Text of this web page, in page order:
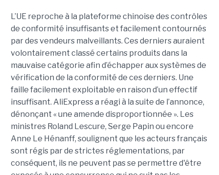
L’UE reproche à la plateforme chinoise des contrôles
de conformité insuffisants et facilement contournés
par des vendeurs malveillants. Ces derniers auraient
volontairement classé certains produits dans la
mauvaise catégorie afin d’échapper aux systèmes de
vérification de la conformité de ces derniers. Une
faille facilement exploitable en raison d’un effectif
insuffisant. AliExpress a réagi à la suite de l’annonce,
dénonçant « une amende disproportionnée ». Les
ministres Roland Lescure, Serge Papin ou encore
Anne Le Hénanff, soulignent que les acteurs français
sont régis par de strictes réglementations, par
conséquent, ils ne peuvent pas se permettre d'être